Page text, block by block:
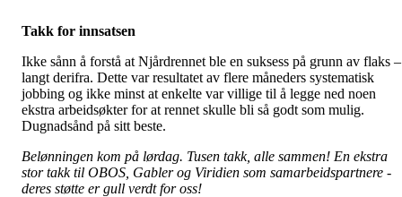
Takk for innsatsen
Ikke sånn å forstå at Njårdrennet ble en suksess på grunn av flaks –
langt derifra. Dette var resultatet av flere måneders systematisk
jobbing og ikke minst at enkelte var villige til å legge ned noen
ekstra arbeidsøkter for at rennet skulle bli så godt som mulig.
Dugnadsånd på sitt beste.
Belønningen kom på lørdag. Tusen takk, alle sammen! En ekstra
stor takk til OBOS, Gabler og Viridien som samarbeidspartnere -
deres støtte er gull verdt for oss!